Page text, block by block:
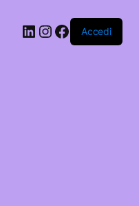
LinkedIn
Instagram
Facebook
Accedi